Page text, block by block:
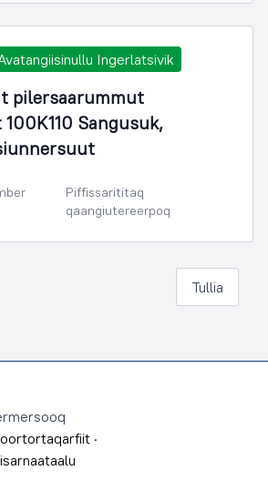
Ingerlatsivik
pilersaarummut
Sangusuk,
Piffissarititaq
qaangiutereerpoq
Tullia
·